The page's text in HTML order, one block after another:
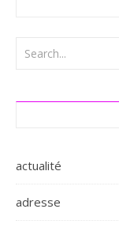
actualité
adresse